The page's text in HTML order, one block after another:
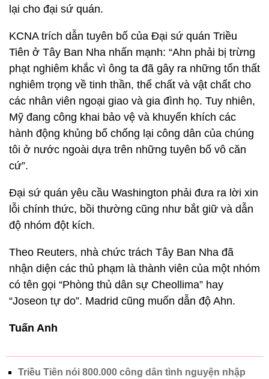
lại cho đại sứ quán.
KCNA trích dẫn tuyên bố của Đại sứ quán Triều
Tiên ở Tây Ban Nha nhấn mạnh: “Ahn phải bị trừng
phạt nghiêm khắc vì ông ta đã gây ra những tổn thất
nghiêm trọng về tinh thần, thể chất và vật chất cho
các nhân viên ngoại giao và gia đình họ. Tuy nhiên,
Mỹ đang công khai bảo vệ và khuyến khích các
hành động khủng bố chống lại công dân của chúng
tôi ở nước ngoài dựa trên những tuyên bố vô căn
cứ”.
Đại sứ quán yêu cầu Washington phải đưa ra lời xin
lỗi chính thức, bồi thường cũng như bắt giữ và dẫn
độ nhóm đột kích.
Theo Reuters, nhà chức trách Tây Ban Nha đã
nhận diện các thủ phạm là thành viên của một nhóm
có tên gọi “Phòng thủ dân sự Cheollima” hay
“Joseon tự do”. Madrid cũng muốn dẫn độ Ahn.
Tuấn Anh
Triều Tiên nói 800.000 công dân tình nguyện nhập